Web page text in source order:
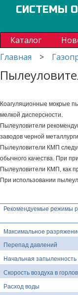
СИСТЕМЫ
Каталог
Главная
>
Коагуляционные мокрые
мелкой дисперсности.
Пылеуловители
заводов черной
Пылеуловители КМП
обычного качества. При
Пылеуловители КМП, как
При использовании
Рекомендуемые режимы
Максимальное
Перепад давлений
Начальная запыленность
Скорость воздуха в
Расход воды